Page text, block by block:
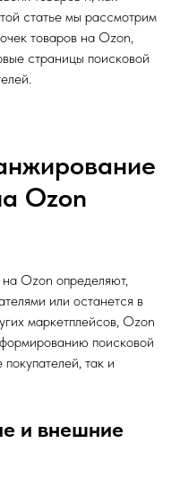
статье мы рассмотрим
товаров на Ozon,
страницы поисковой
Ozon
Ozon определяют,
или останется в
маркетплейсов, Ozon
поисковой
так и
и внешние